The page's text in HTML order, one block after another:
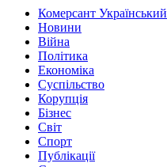
Комерсант Український
Новини
Війна
Політика
Економіка
Суспільство
Корупція
Бізнес
Світ
Спорт
Публікації